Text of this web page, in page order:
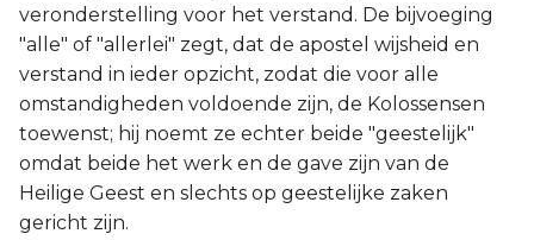
veronderstelling voor het verstand. De bijvoeging
"alle" of "allerlei" zegt, dat de apostel wijsheid en
verstand in ieder opzicht, zodat die voor alle
omstandigheden voldoende zijn, de Kolossensen
toewenst; hij noemt ze echter beide "geestelijk"
omdat beide het werk en de gave zijn van de
Heilige Geest en slechts op geestelijke zaken
gericht zijn.